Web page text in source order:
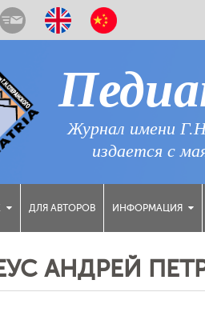
Журнал имени
издается с
ДЛЯ АВТОРОВ ИНФОРМАЦИЯ
АНДРЕЙ